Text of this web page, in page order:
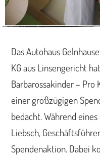
Das Autohaus
KG aus Linsengericht
Barbarossakinder – Pro
einer großzügigen
bedacht. Während
Liebsch,
Spendenaktion. Dabei